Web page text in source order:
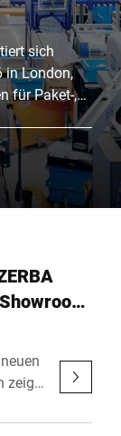
sich
in London,
für Paket-,
mit
Lösungen
Messe
grösste E-
zeigt